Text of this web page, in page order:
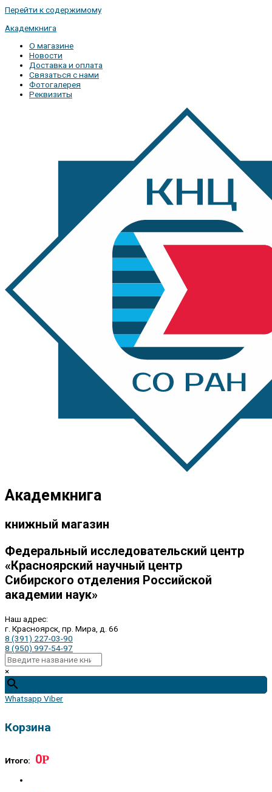
Перейти к содержимому
Академкнига
О магазине
Новости
Доставка и оплата
Связаться с нами
Фотогалерея
Реквизиты
Академкнига
книжный магазин
Федеральный исследовательский центр
«Красноярский научный центр
Сибирского отделения Российской
академии наук»
Наш адрес:
г. Красноярск, пр. Мира, д. 66
8 (391) 227-03-90
8 (950) 997-54-97
×
Whatsapp Viber
Корзина
Итого: 0Р